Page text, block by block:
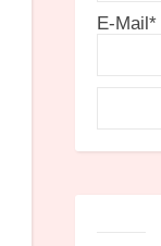
E-Mail*